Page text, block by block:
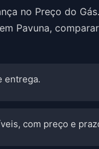
no Preço do
em Pavuna,
entrega.
com preço e